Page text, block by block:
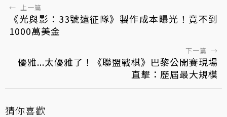
← 上一篇
《光與影：33號遠征隊》製作成本曝光！竟不到
1000萬美金
下一篇 →
優雅...太優雅了！《聯盟戰棋》巴黎公開賽現場
直擊：歷屆最大規模
猜你喜歡